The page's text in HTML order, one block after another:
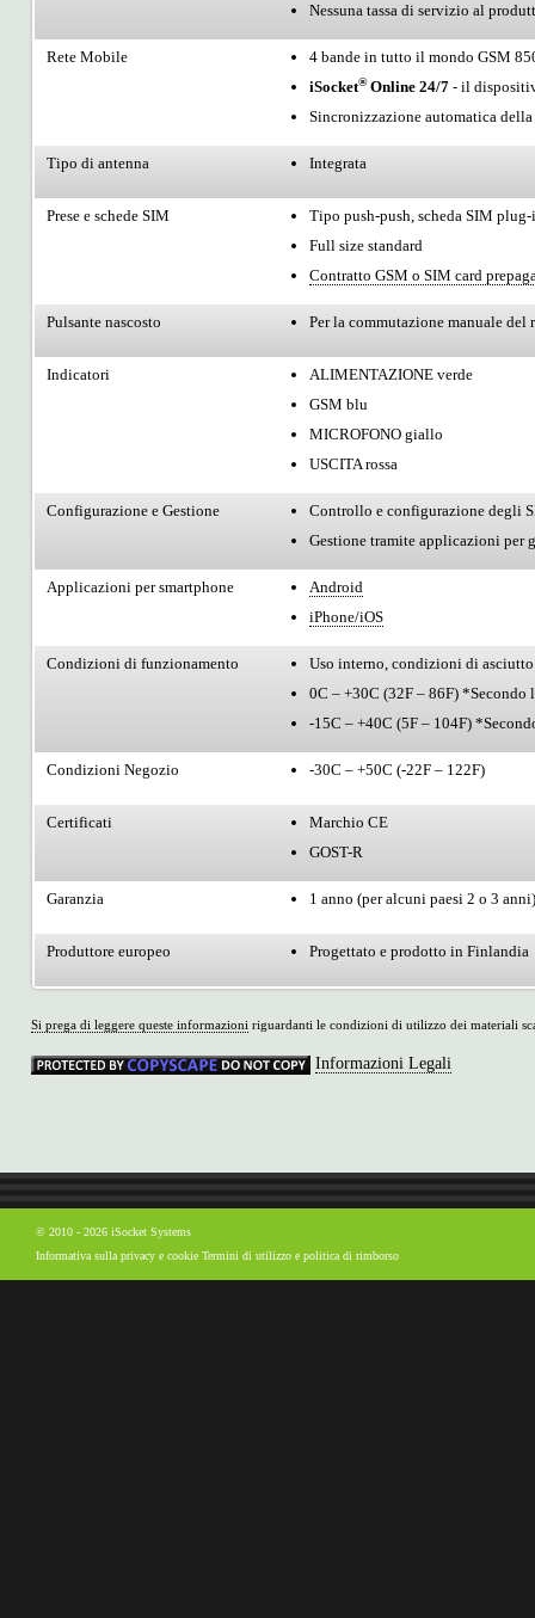
Nessuna tassa di servizio al
Rete Mobile
4 bande in tutto il mondo GSM
iSocket®Online 24/7 - il
Sincronizzazione automatica
Tipo di antenna Integrata
Prese e schede SIM
Tipo push-push, scheda SIM
Full size standard
Contratto GSM o SIM card
Pulsante nascosto Per la commutazione manuale
Indicatori
ALIMENTAZIONE verde
GSM blu
MICROFONO giallo
USCITA rossa
Configurazione e Gestione
Controllo e configurazione degli
Gestione tramite applicazioni per
Applicazioni per smartphone
Android
iPhone/iOS
Condizioni di funzionamento
Uso interno, condizioni di asciutto
0C – +30C (32F – 86F)
-15C – +40C (5F – 104F)
Condizioni Negozio -30C – +50C (-22F – 122F)
Certificati
Marchio CE
GOST-R
Garanzia 1 anno (per alcuni paesi 2 o 3 anni)
Produttore europeo Progettato e prodotto in Finlandia
Si prega di leggere queste informazioni riguardanti le condizioni di utilizzo dei materiali
Informazioni Legali
© 2010 - 2026 iSocket Systems
Informativa sulla privacy e cookie Termini di utilizzo e politica di rimborso